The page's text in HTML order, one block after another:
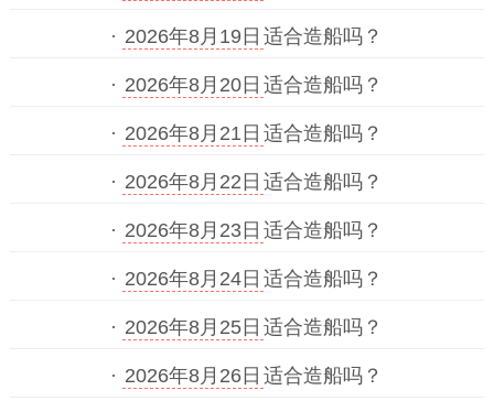
· 2026年8月19日 适合造船吗？
· 2026年8月20日 适合造船吗？
· 2026年8月21日 适合造船吗？
· 2026年8月22日 适合造船吗？
· 2026年8月23日 适合造船吗？
· 2026年8月24日 适合造船吗？
· 2026年8月25日 适合造船吗？
· 2026年8月26日 适合造船吗？